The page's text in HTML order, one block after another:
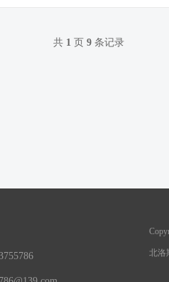
共 1 页 9 条记录
北洛